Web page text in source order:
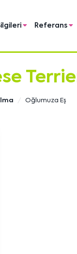
Referans
Oğlumuza Eş